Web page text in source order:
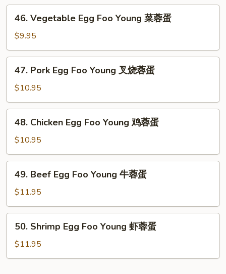
Vegetable
Egg
Foo
Young
46. Vegetable Egg Foo Young 菜蓉蛋
$9.95
Pork
Egg
Foo
Young
蛋
47. Pork Egg Foo Young 叉烧蓉蛋
$10.95
Chicken
Egg
Foo
Young
48. Chicken Egg Foo Young 鸡蓉蛋
$10.95
Beef
Egg
Foo
Young
49. Beef Egg Foo Young 牛蓉蛋
$11.95
Shrimp
Egg
Foo
50. Shrimp Egg Foo Young 虾蓉蛋
$11.95